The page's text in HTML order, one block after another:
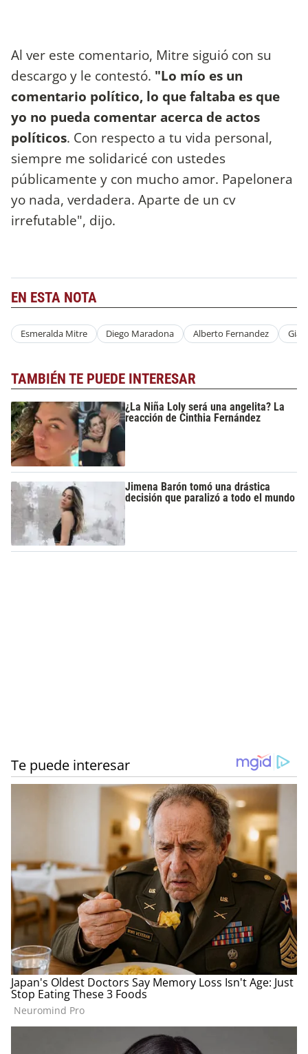
Al ver este comentario, Mitre siguió con su
descargo y le contestó. "Lo mío es un
comentario político, lo que faltaba es que
yo no pueda comentar acerca de actos
políticos. Con respecto a tu vida personal,
siempre me solidaricé con ustedes
públicamente y con mucho amor. Papelonera
yo nada, verdadera. Aparte de un cv
irrefutable", dijo.
EN ESTA NOTA
Esmeralda Mitre Diego Maradona Alberto Fernandez
TAMBIÉN TE PUEDE INTERESAR
¿La Niña Loly será una angelita? La
reacción de Cinthia Fernández
Jimena Barón tomó una drástica
decisión que paralizó a todo el mundo